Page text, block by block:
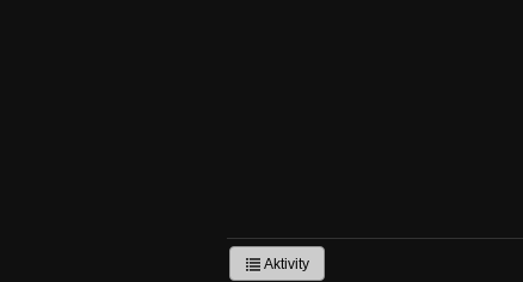
Aktivity